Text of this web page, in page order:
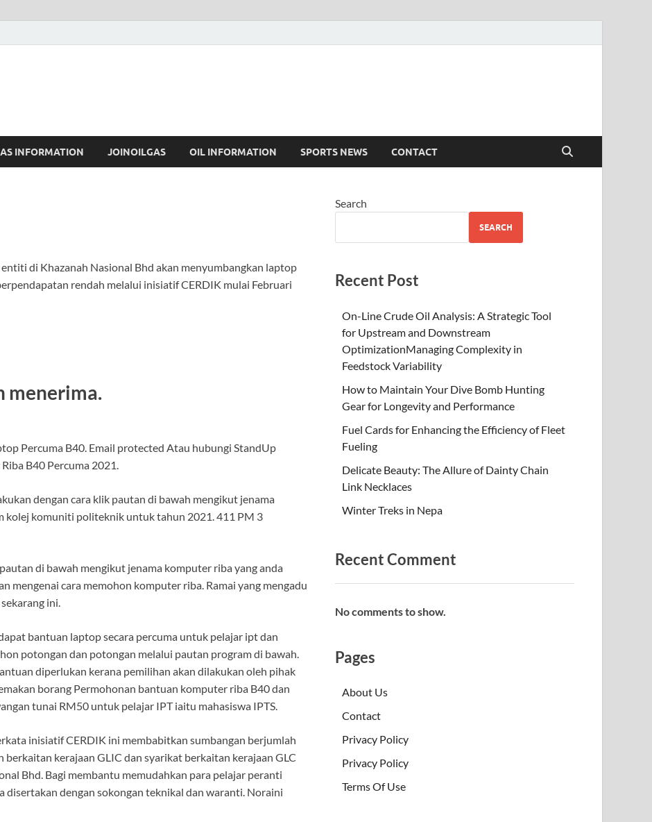
INFORMATION JOINOILGAS OIL INFORMATION SPORTS NEWS CONTACT
di Khazanah Nasional Bhd akan menyumbangkan laptop
rendah melalui inisiatif CERDIK mulai Februari
menerima.
Percuma B40. Email protected Atau hubungi StandUp
B40 Percuma 2021.
dengan cara klik pautan di bawah mengikut jenama
kolej komuniti politeknik untuk tahun 2021. 411 PM 3
di bawah mengikut jenama komputer riba yang anda
mengenai cara memohon komputer riba. Ramai yang mengadu
ini.
bantuan laptop secara percuma untuk pelajar ipt dan
potongan dan potongan melalui pautan program di bawah.
diperlukan kerana pemilihan akan dilakukan oleh pihak
borang Permohonan bantuan komputer riba B40 dan
tunai RM50 untuk pelajar IPT iaitu mahasiswa IPTS.
inisiatif CERDIK ini membabitkan sumbangan berjumlah
kerajaan GLIC dan syarikat berkaitan kerajaan GLC
Bhd. Bagi membantu memudahkan para pelajar peranti
dengan sokongan teknikal dan waranti. Noraini
Search
SEARCH
Recent Post
On-Line Crude Oil Analysis: A Strategic Tool
for Upstream and Downstream
OptimizationManaging Complexity in
Feedstock Variability
How to Maintain Your Dive Bomb Hunting
Gear for Longevity and Performance
Fuel Cards for Enhancing the Efficiency of Fleet
Fueling
Delicate Beauty: The Allure of Dainty Chain
Link Necklaces
Winter Treks in Nepa
Recent Comment
No comments to show.
Pages
About Us
Contact
Privacy Policy
Privacy Policy
Terms Of Use